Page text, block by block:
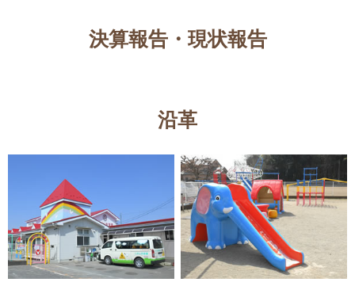
決算報告・現状報告
沿革